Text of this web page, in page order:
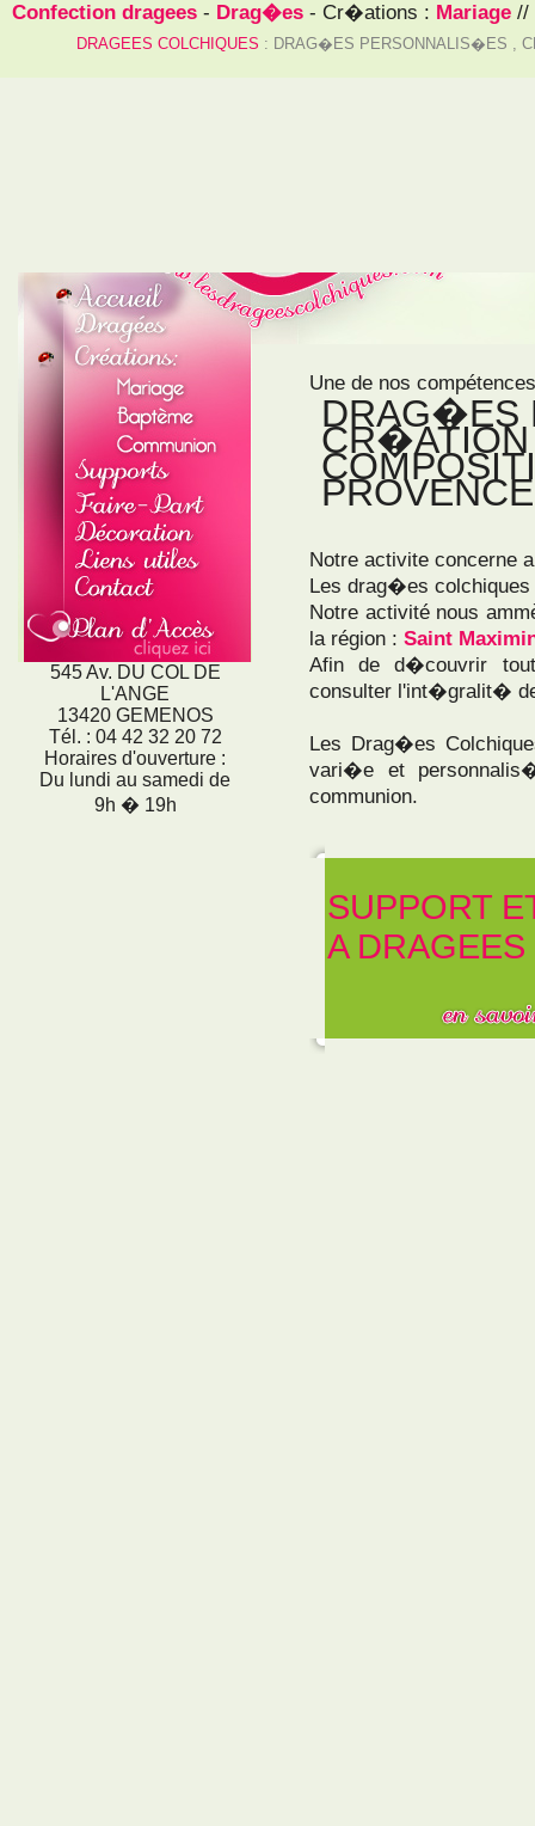
Confection dragees - Drag�es - Cr�ations : Mariage //
DRAGEES COLCHIQUES : DRAG�ES PERSONNALIS�ES ,
545 Av. DU COL DE
L'ANGE
13420 GEMENOS
Tél. : 04 42 32 20 72
Horaires d'ouverture :
Du lundi au samedi de
9h � 19h
Une de nos
DRAG�ES
CR�ATION
PROVENCE
Notre activite concerne
Les drag�es
Notre activité nous
la région : Saint
Afin de d�couvrir
consulter l'int�gralit�
Les Drag�es
vari�e et
communion.
SUPPORT
A